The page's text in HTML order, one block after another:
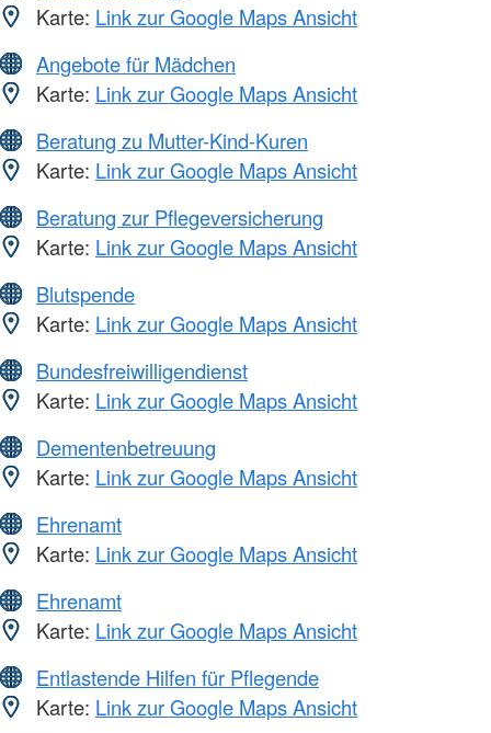
Karte: Link zur Google Maps Ansicht
Angebote für Mädchen
Karte: Link zur Google Maps Ansicht
Beratung zu Mutter-Kind-Kuren
Karte: Link zur Google Maps Ansicht
Beratung zur Pflegeversicherung
Karte: Link zur Google Maps Ansicht
Blutspende
Karte: Link zur Google Maps Ansicht
Bundesfreiwilligendienst
Karte: Link zur Google Maps Ansicht
Dementenbetreuung
Karte: Link zur Google Maps Ansicht
Ehrenamt
Karte: Link zur Google Maps Ansicht
Ehrenamt
Karte: Link zur Google Maps Ansicht
Entlastende Hilfen für Pflegende
Karte: Link zur Google Maps Ansicht